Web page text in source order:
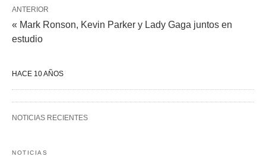
ANTERIOR
« Mark Ronson, Kevin Parker y Lady Gaga juntos en
estudio
HACE 10 AÑOS
NOTICIAS RECIENTES
NOTICIAS